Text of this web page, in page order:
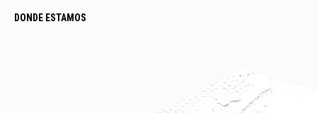
DONDE ESTAMOS